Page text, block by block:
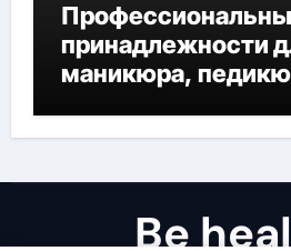
принадлежности
маникюра,
наращивания
Be